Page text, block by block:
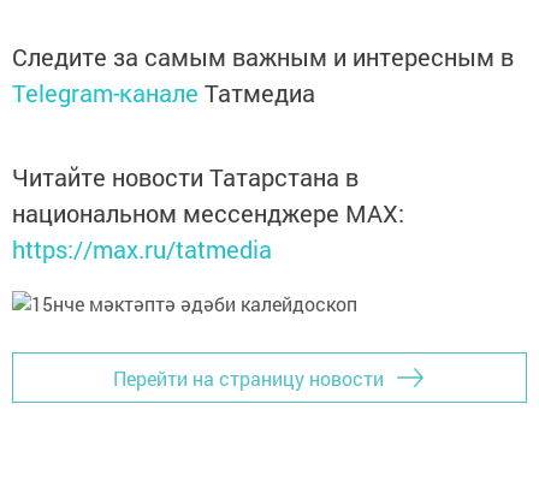
Следите за самым важным и интересным в
Telegram-канале Татмедиа
Читайте новости Татарстана в
национальном мессенджере MАХ:
https://max.ru/tatmedia
Перейти на страницу новости